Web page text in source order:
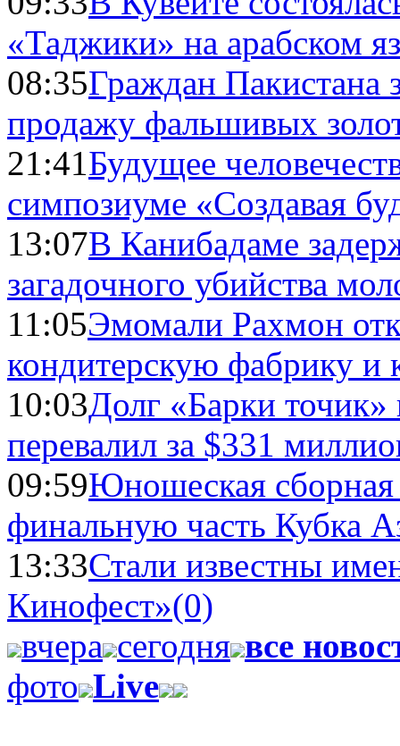
«Таджики» на арабском
08:35Граждан Пакистана
продажу фальшивых
21:41Будущее
симпозиуме «Создавая
13:07В Канибадаме
загадочного убийства
11:05Эмомали Рахмон
кондитерскую фабрику и
10:03Долг «Барки
перевалил за $331
09:59Юношеская
финальную часть Кубка
13:33Стали известны
Кинофест»(0)
вчера сегодня все
фото Live